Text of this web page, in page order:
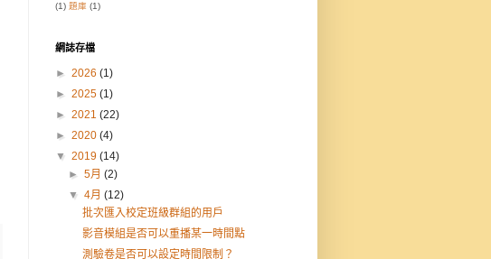
(1) 題庫 (1)
網誌存檔
► 2026 (1)
► 2025 (1)
► 2021 (22)
► 2020 (4)
▼ 2019 (14)
►5月(2)
▼4月(12)
批次匯入校定班級群組的用戶
影音模組是否可以重播某一時間點
測驗卷是否可以設定時間限制？